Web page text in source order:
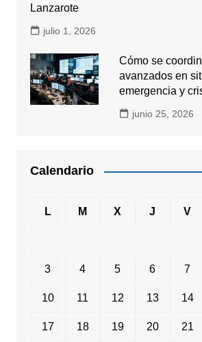
Lanzarote
julio 1, 2026
Cómo se
avanzados en
emergencia y
junio 25, 2026
Calendario
L M X J V
3 4 5 6 7
10 11 12 13 14
17 18 19 20 21